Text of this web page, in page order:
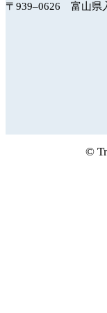
〒939‒0626 富山県
©